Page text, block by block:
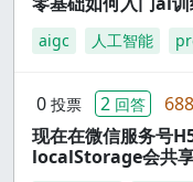
aigc 人工智能
0 投票 2 回答 688
现在在微信服务号
localStorage会共